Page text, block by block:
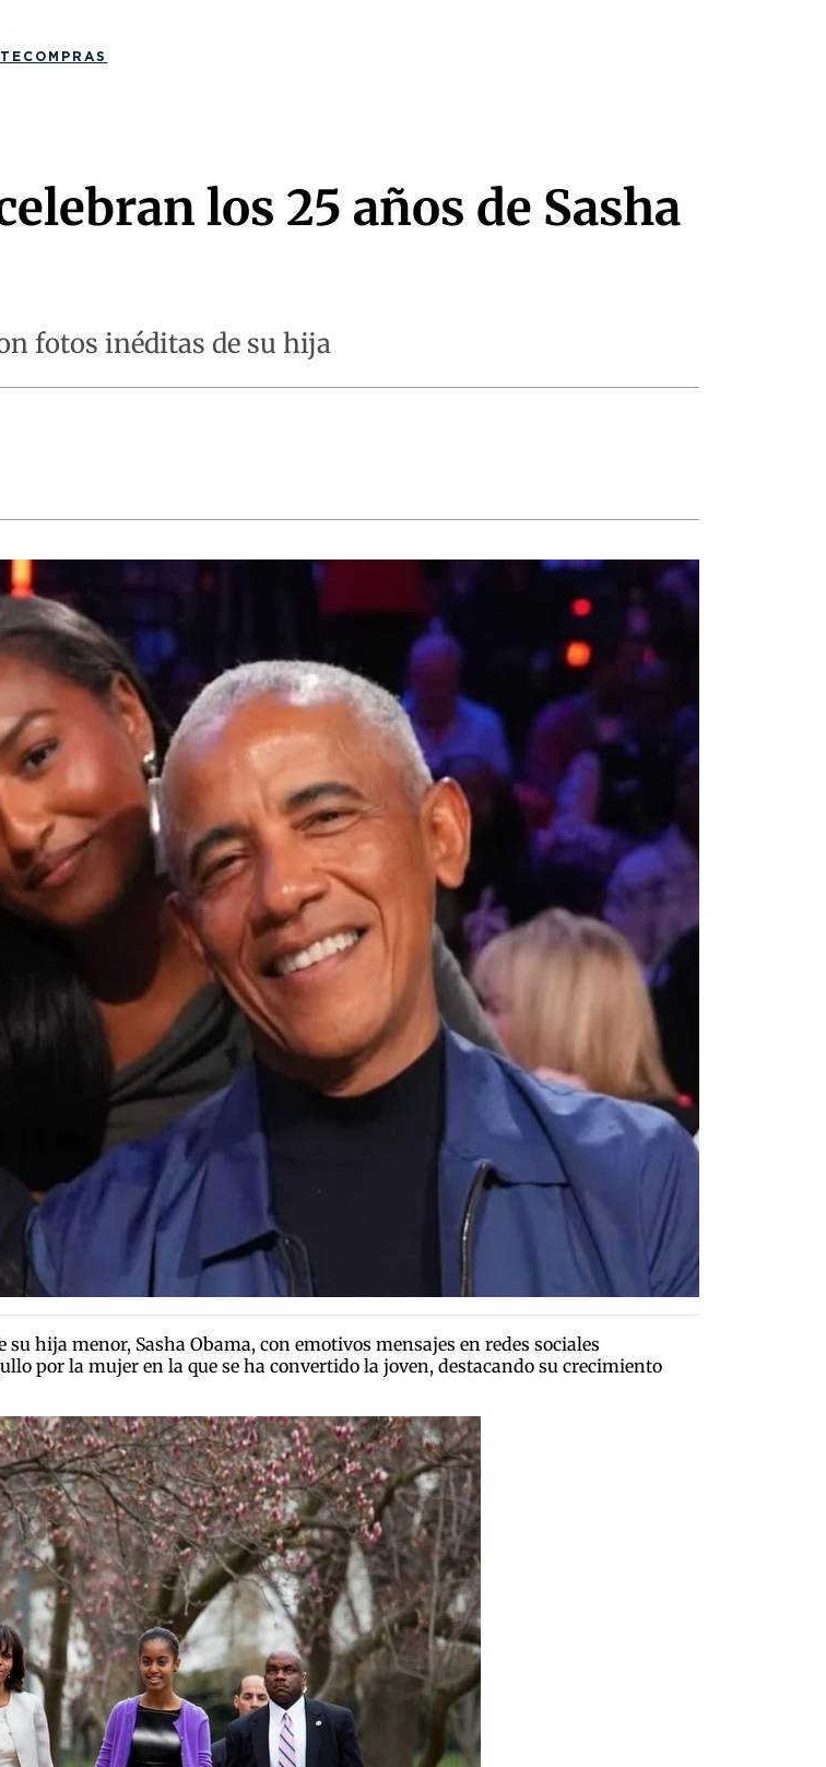
COMPRAS
los 25 años de Sasha
fotos inéditas de su hija
hija menor, Sasha Obama, con emotivos mensajes en redes sociales
por la mujer en la que se ha convertido la joven, destacando su crecimiento